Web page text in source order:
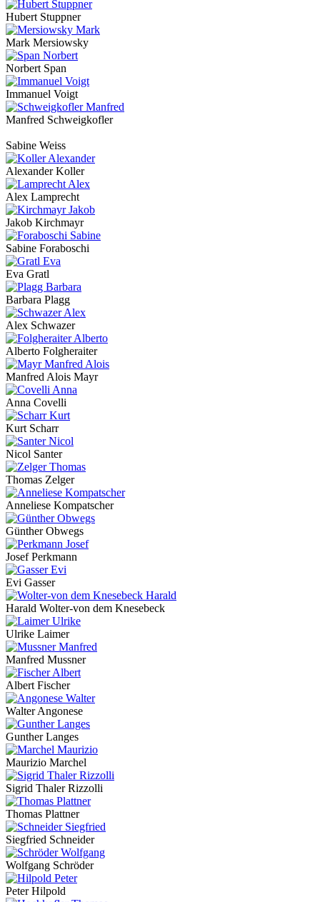
Hubert Stuppner
Mark Mersiowsky
Norbert Span
Immanuel Voigt
Manfred Schweigkofler
Sabine Weiss
Alexander Koller
Alex Lamprecht
Jakob Kirchmayr
Sabine Foraboschi
Eva Gratl
Barbara Plagg
Alex Schwazer
Alberto Folgheraiter
Manfred Alois Mayr
Anna Covelli
Kurt Scharr
Nicol Santer
Thomas Zelger
Anneliese Kompatscher
Günther Obwegs
Josef Perkmann
Evi Gasser
Harald Wolter-von dem Knesebeck
Ulrike Laimer
Manfred Mussner
Albert Fischer
Walter Angonese
Gunther Langes
Maurizio Marchel
Sigrid Thaler Rizzolli
Thomas Plattner
Siegfried Schneider
Wolfgang Schröder
Peter Hilpold